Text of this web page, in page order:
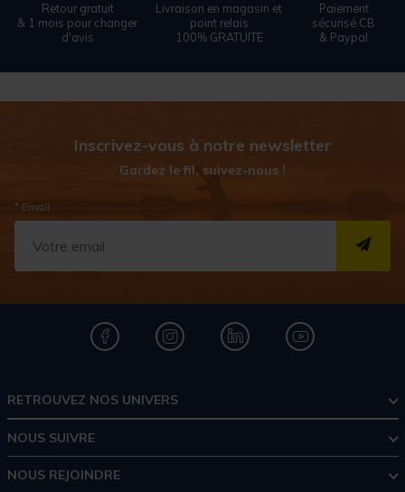
Retour gratuit
& 1 mois pour changer
d'avis
Livraison en magasin et
point relais
100% GRATUITE
Paiement
sécurisé CB
& Paypal
Inscrivez-vous à notre newsletter
Gardez le fil, suivez-nous !
* Email
RETROUVEZ NOS UNIVERS
NOUS SUIVRE
NOUS REJOINDRE